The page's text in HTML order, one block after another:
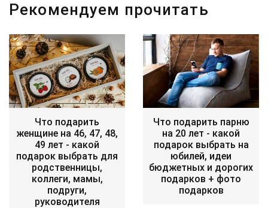
Рекомендуем прочитать
Что подарить
женщине на 46, 47, 48,
49 лет - какой
подарок выбрать для
родственницы,
коллеги, мамы,
подруги,
руководителя
Что подарить парню
на 20 лет - какой
подарок выбрать на
юбилей, идеи
бюджетных и дорогих
подарков + фото
подарков